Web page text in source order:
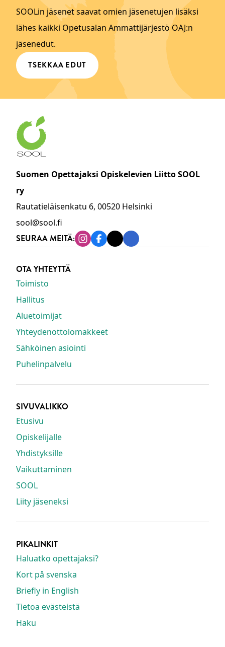
SOOLin jäsenet saavat omien jäsenetujen lisäksi
lähes kaikki Opetusalan Ammattijärjestö OAJ:n
jäsenedut.
TSEKKAA EDUT
Suomen Opettajaksi Opiskelevien Liitto SOOL
ry
Rautatieläisenkatu 6, 00520 Helsinki
sool@sool.fi
SEURAA MEITÄ: Instagram
Facebook
TiktokLinkedin
OTA YHTEYTTÄ
Toimisto
Hallitus
Aluetoimijat
Yhteydenottolomakkeet
Sähköinen asiointi
Puhelinpalvelu
SIVUVALIKKO
Etusivu
Opiskelijalle
Yhdistyksille
Vaikuttaminen
SOOL
Liity jäseneksi
PIKALINKIT
Haluatko opettajaksi?
Kort på svenska
Briefly in English
Tietoa evästeistä
Haku